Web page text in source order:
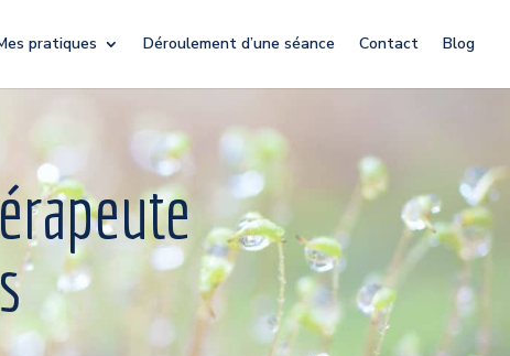
pratiques Déroulement d’une séance Contact Blog